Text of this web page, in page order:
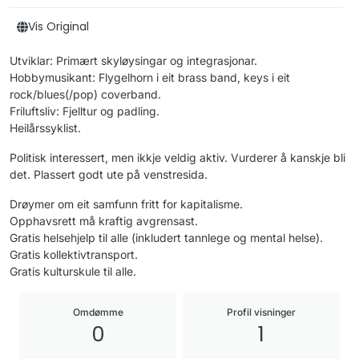
Vis Original
Utviklar: Primært skyløysingar og integrasjonar.
Hobbymusikant: Flygelhorn i eit brass band, keys i eit
rock/blues(/pop) coverband.
Friluftsliv: Fjelltur og padling.
Heilårssyklist.
Politisk interessert, men ikkje veldig aktiv. Vurderer å kanskje bli
det. Plassert godt ute på venstresida.
Drøymer om eit samfunn fritt for kapitalisme.
Opphavsrett må kraftig avgrensast.
Gratis helsehjelp til alle (inkludert tannlege og mental helse).
Gratis kollektivtransport.
Gratis kulturskule til alle.
Omdømme
0
Profil visninger
1